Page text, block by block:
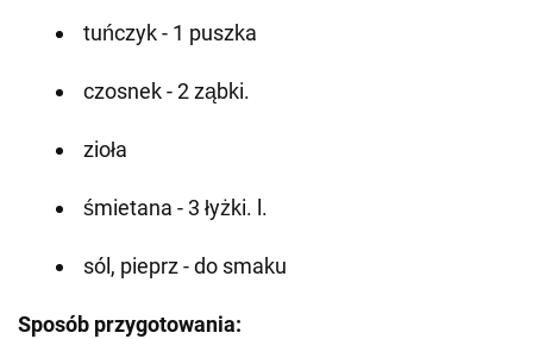
tuńczyk - 1 puszka
czosnek - 2 ząbki.
zioła
śmietana - 3 łyżki. l.
sól, pieprz - do smaku
Sposób przygotowania: